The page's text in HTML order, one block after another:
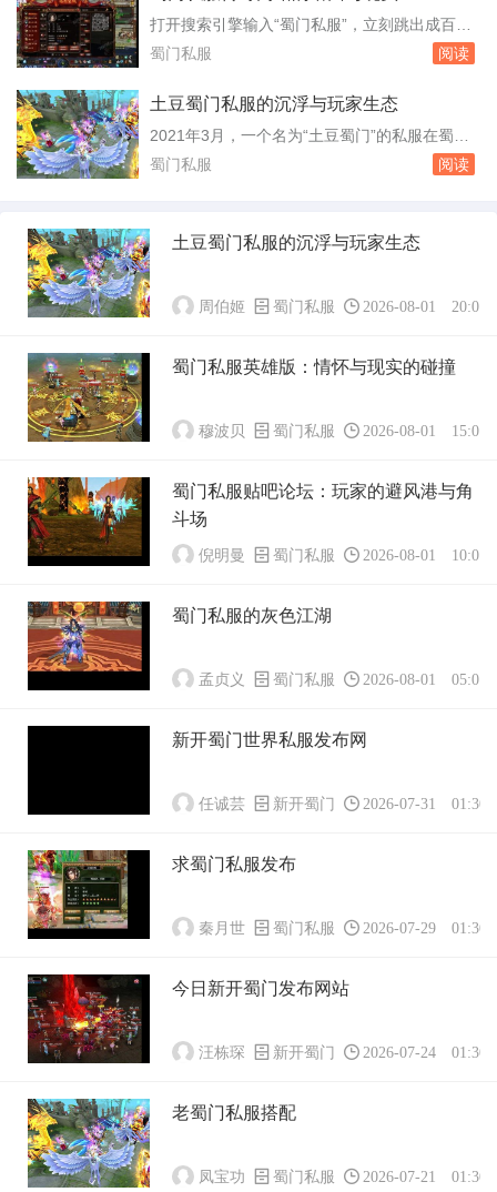
右，北方玩家也能稳定在50毫秒以内。对于一款
十几年前的端游来说，这个网络条件算得上顺...
打开搜索引擎输入“蜀门私服”，立刻跳出成百上
千条链接，页面大多粗制滥造，却无一例外地用
装”。这些所谓蜀门私服传奇网站，每天仍在吸
马、充值骗局和灰色产业链编织的网。蜀门这款
端游在2010年前后达到人气顶峰，官方服务...
蜀门私服 阅读
土豆蜀门私服的沉浮与玩家生态
2021年3月，一个名为“土豆蜀门”的私服在蜀门
老玩家圈子里悄悄传开。开服当天，服务器同时
四川人，圈内叫“老土豆”，他砸了六万块钱租了
蜀门私服 阅读
土豆蜀门私服的沉浮与玩家生态
周伯姬 蜀门私服 2026-08-01
蜀门私服英雄版：情怀与现实的碰撞
穆波贝 蜀门私服 2026-08-01
蜀门私服贴吧论坛：玩家的避风港与角
斗场
倪明曼 蜀门私服 2026-08-01
蜀门私服的灰色江湖
孟贞义 蜀门私服 2026-08-01
新开蜀门世界私服发布网
任诚芸 新开蜀门 2026-07-31
求蜀门私服发布
秦月世 蜀门私服 2026-07-29
今日新开蜀门发布网站
汪栋琛 新开蜀门 2026-07-24
老蜀门私服搭配
凤宝功 蜀门私服 2026-07-21